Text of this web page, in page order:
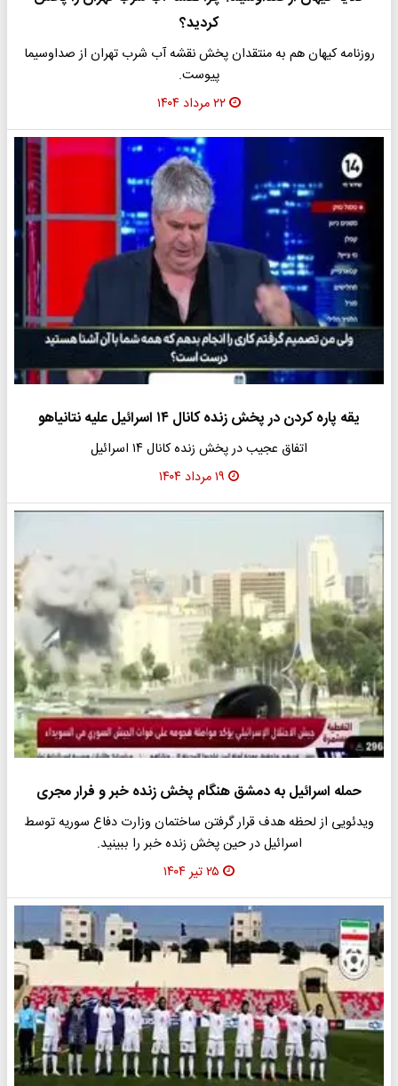
کردید؟
روزنامه کیهان هم به منتقدان پخش نقشه آب شرب تهران از صداوسیما
پیوست.
۲۲ مرداد ۱۴۰۴
یقه پاره کردن در پخش زنده کانال ۱۴ اسرائیل علیه نتانیاهو
اتفاق عجیب در پخش زنده کانال ۱۴ اسرائیل
۱۹ مرداد ۱۴۰۴
حمله اسرائیل به دمشق هنگام پخش زنده خبر و فرار مجری
ویدئویی از لحظه هدف قرار گرفتن ساختمان وزارت دفاع سوریه توسط
اسرائیل در حین پخش زنده خبر را ببینید.
۲۵ تیر ۱۴۰۴